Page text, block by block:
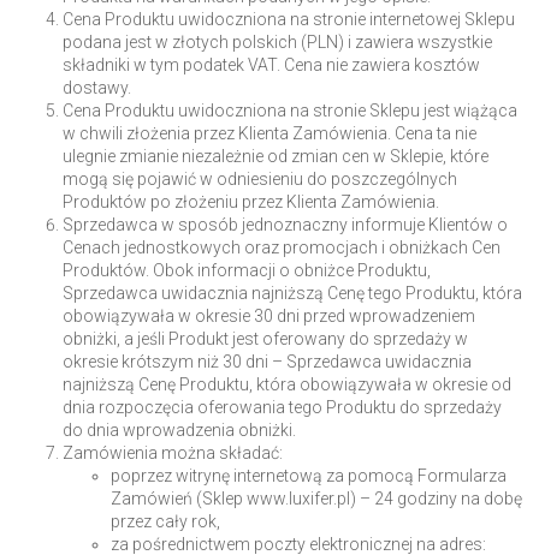
Cena Produktu uwidoczniona na stronie internetowej Sklepu
podana jest w złotych polskich (PLN) i zawiera wszystkie
składniki w tym podatek VAT. Cena nie zawiera kosztów
dostawy.
Cena Produktu uwidoczniona na stronie Sklepu jest wiążąca
w chwili złożenia przez Klienta Zamówienia. Cena ta nie
ulegnie zmianie niezależnie od zmian cen w Sklepie, które
mogą się pojawić w odniesieniu do poszczególnych
Produktów po złożeniu przez Klienta Zamówienia.
Sprzedawca w sposób jednoznaczny informuje Klientów o
Cenach jednostkowych oraz promocjach i obniżkach Cen
Produktów. Obok informacji o obniżce Produktu,
Sprzedawca uwidacznia najniższą Cenę tego Produktu, która
obowiązywała w okresie 30 dni przed wprowadzeniem
obniżki, a jeśli Produkt jest oferowany do sprzedaży w
okresie krótszym niż 30 dni – Sprzedawca uwidacznia
najniższą Cenę Produktu, która obowiązywała w okresie od
dnia rozpoczęcia oferowania tego Produktu do sprzedaży
do dnia wprowadzenia obniżki.
Zamówienia można składać:
poprzez witrynę internetową za pomocą Formularza
Zamówień (Sklep www.luxifer.pl) – 24 godziny na dobę
przez cały rok,
za pośrednictwem poczty elektronicznej na adres: